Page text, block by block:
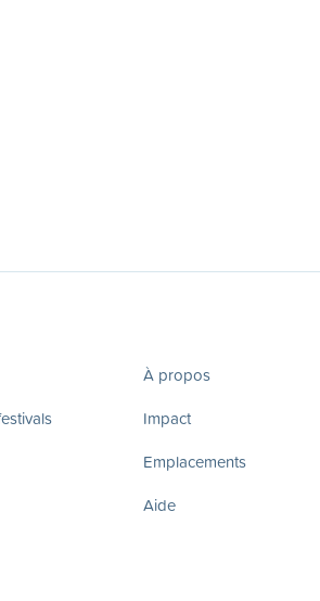
À propos
Impact
Emplacements
Aide